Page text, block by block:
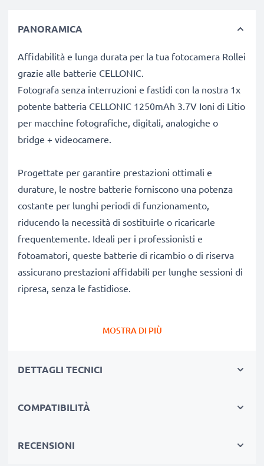
PANORAMICA
Affidabilità e lunga durata per la tua fotocamera Rollei
grazie alle batterie CELLONIC.
Fotografa senza interruzioni e fastidi con la nostra 1x
potente batteria CELLONIC 1250mAh 3.7V Ioni di Litio
per macchine fotografiche, digitali, analogiche o
bridge + videocamere.
Progettate per garantire prestazioni ottimali e
durature, le nostre batterie forniscono una potenza
costante per lunghi periodi di funzionamento,
riducendo la necessità di sostituirle o ricaricarle
frequentemente. Ideali per i professionisti e
fotoamatori, queste batterie di ricambio o di riserva
assicurano prestazioni affidabili per lunghe sessioni di
ripresa, senza le fastidiose.
Compactline 150 RCP-7430XW & altri modelli. Clicca
completo di modelli compatibili.
MOSTRA DI PIÙ
DETTAGLI TECNICI
COMPATIBILITÀ
RECENSIONI